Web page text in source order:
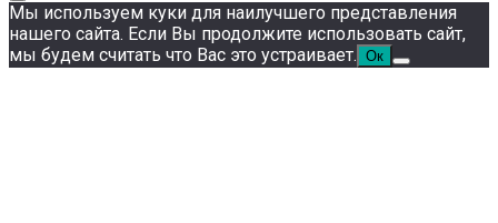
Мы используем куки для наилучшего представления
нашего сайта. Если Вы продолжите использовать сайт,
мы будем считать что Вас это устраивает. Ок